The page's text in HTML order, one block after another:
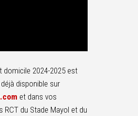
domicile 2024-2025 est
déjà disponible sur
et dans vos
RCT du Stade Mayol et du